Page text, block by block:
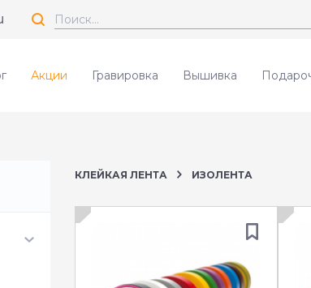
Акции Гравировка Вышивка
КЛЕЙКАЯ ЛЕНТА ИЗОЛЕНТА